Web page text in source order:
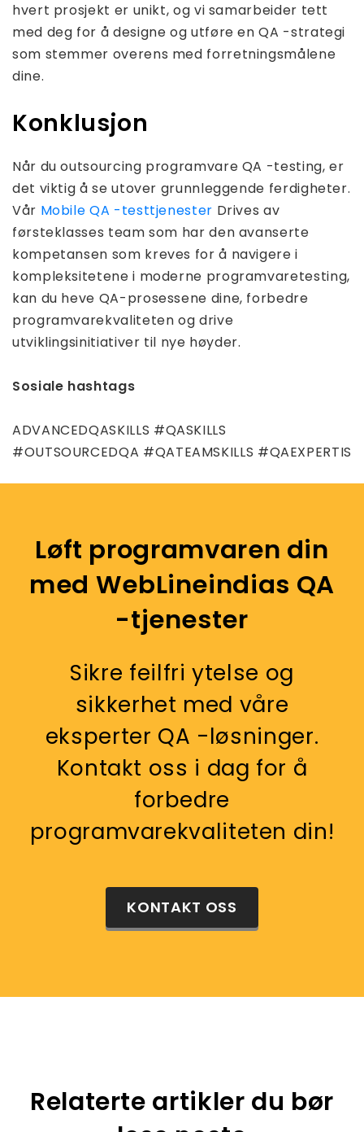
hvert prosjekt er unikt, og vi samarbeider tett
med deg for å designe og utføre en QA -strategi
som stemmer overens med forretningsmålene
dine.
Konklusjon
Når du outsourcing programvare QA -testing, er
det viktig å se utover grunnleggende ferdigheter.
Vår Mobile QA -testtjenester Drives av
førsteklasses team som har den avanserte
kompetansen som kreves for å navigere i
kompleksitetene i moderne programvaretesting,
kan du heve QA-prosessene dine, forbedre
programvarekvaliteten og drive
utviklingsinitiativer til nye høyder.
Sosiale hashtags
ADVANCEDQASKILLS #QASKILLS
#OUTSOURCEDQA #QATEAMSKILLS #QAEXPERTIS
Løft programvaren din
med WebLineindias QA
-tjenester
Sikre feilfri ytelse og
sikkerhet med våre
eksperter QA -løsninger.
Kontakt oss i dag for å
forbedre
programvarekvaliteten din!
KONTAKT OSS
Relaterte artikler du bør